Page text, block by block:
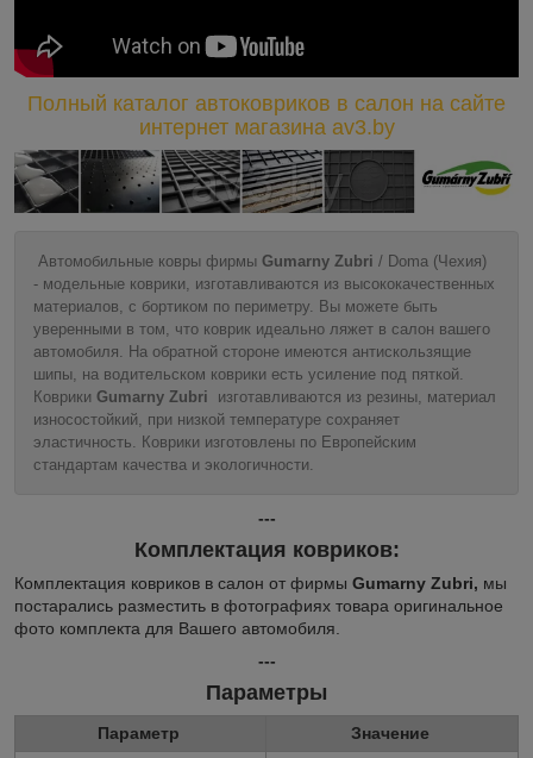
Полный каталог автоковриков в салон на сайте
интернет магазина av3.by
Автомобильные ковры фирмы Gumarny Zubri / Doma (Чехия)
- модельные коврики, изготавливаются из высококачественных
материалов, с бортиком по периметру. Вы можете быть
уверенными в том, что коврик идеально ляжет в салон вашего
автомобиля. На обратной стороне имеются антискользящие
шипы, на водительском коврики есть усиление под пяткой.
Коврики Gumarny Zubri изготавливаются из резины, материал
износостойкий, при низкой температуре сохраняет
эластичность. Коврики изготовлены по Европейским
стандартам качества и экологичности.
---
Комплектация ковриков:
Комплектация ковриков в салон от фирмы Gumarny Zubri, мы
постарались разместить в фотографиях товара оригинальное
фото комплекта для Вашего автомобиля.
---
Параметры
Параметр Значение